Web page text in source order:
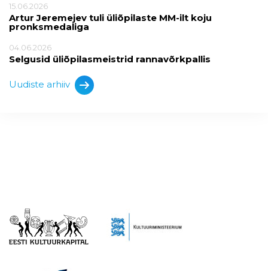
15.06.2026
Artur Jeremejev tuli üliõpilaste MM-ilt koju
pronksmedaliga
04.06.2026
Selgusid üliõpilasmeistrid rannavõrkpallis
Uudiste arhiiv